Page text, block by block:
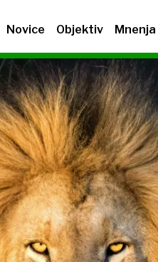
Novice Objektiv Mnenja